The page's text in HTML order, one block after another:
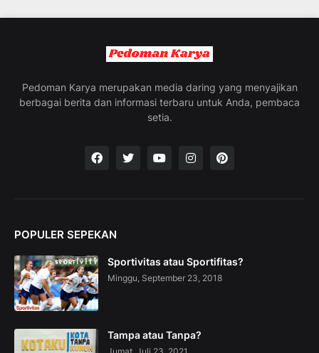
i
V
e
c
t
i
n
—
Pedoman Karya merupakan media daring yang menyajikan
berbagai berita dan informasi terbaru untuk Anda, pembaca
setia.
POPULER SEPEKAN
Sportivitas atau Sportifitas?
Minggu, September 23, 2018
Tampa atau Tanpa?